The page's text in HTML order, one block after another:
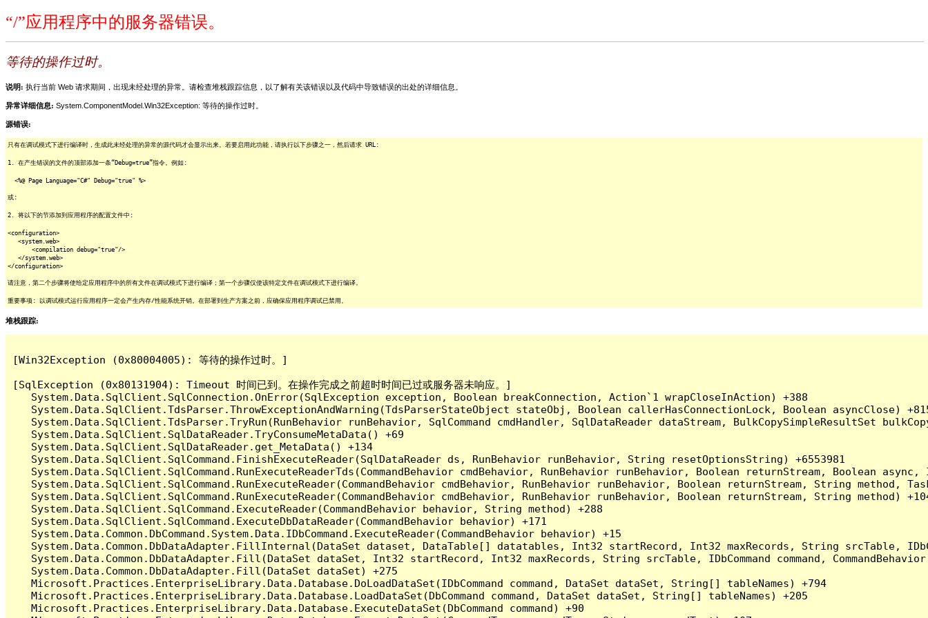
“/”应用程序中的服务器错误。
等待的操作过时。
说明: 执行当前 Web 请求期间，出现未经处理的异常。请检查堆栈跟踪信息，以了解有关该错误以及代码中导致错误的出处的详细信息。
异常详细信息: System.ComponentModel.Win32Exception: 等待的操作过时。
源错误:
只有在调试模式下进行编译时，生成此未经处理的异常的源代码才会显示出来。若要启用此功能，请执行以下步骤之一，然后请求 URL:
1. 在产生错误的文件的顶部添加一条“Debug=true”指令。例如:
<%@ Page Language="C#" Debug="true" %>
或:
2. 将以下的节添加到应用程序的配置文件中:
<configuration>
<system.web>
<compilation debug="true"/>
</system.web>
</configuration>
请注意，第二个步骤将使给定应用程序中的所有文件在调试模式下进行编译；第一个步骤仅使该特定文件在调试模式下进行编译。
重要事项: 以调试模式运行应用程序一定会产生内存/性能系统开销。在部署到生产方案之前，应确保应用程序调试已禁用。
堆栈跟踪:
[Win32Exception (0x80004005): 等待的操作过时。]
[SqlException (0x80131904): Timeout 时间已到。在操作完成之前超时时间已过或服务器未响应。]
   System.Data.SqlClient.SqlConnection.OnError(SqlException exception, Boolean breakConnection, Action`1 wrapCloseInAction) +388
System.Data.SqlClient.TdsParser.ThrowExceptionAndWarning(TdsParserStateObject stateObj, Boolean callerHasConnectionLock, Boolean asyncClose)
System.Data.SqlClient.TdsParser.TryRun(RunBehavior runBehavior, SqlCommand cmdHandler, SqlDataReader dataStream, BulkCopySimpleResultSet
   System.Data.SqlClient.SqlDataReader.TryConsumeMetaData() +69
   System.Data.SqlClient.SqlDataReader.get_MetaData() +134
   System.Data.SqlClient.SqlCommand.FinishExecuteReader(SqlDataReader ds, RunBehavior runBehavior, String resetOptionsString) +6553981
System.Data.SqlClient.SqlCommand.RunExecuteReaderTds(CommandBehavior cmdBehavior, RunBehavior runBehavior, Boolean returnStream, Boolean
System.Data.SqlClient.SqlCommand.RunExecuteReader(CommandBehavior cmdBehavior, RunBehavior runBehavior, Boolean returnStream, String method,
System.Data.SqlClient.SqlCommand.RunExecuteReader(CommandBehavior cmdBehavior, RunBehavior runBehavior, Boolean returnStream, String method)
   System.Data.SqlClient.SqlCommand.ExecuteReader(CommandBehavior behavior, String method) +288
   System.Data.SqlClient.SqlCommand.ExecuteDbDataReader(CommandBehavior behavior) +171
   System.Data.Common.DbCommand.System.Data.IDbCommand.ExecuteReader(CommandBehavior behavior) +15
System.Data.Common.DbDataAdapter.FillInternal(DataSet dataset, DataTable[] datatables, Int32 startRecord, Int32 maxRecords, String srcTable,
System.Data.Common.DbDataAdapter.Fill(DataSet dataSet, Int32 startRecord, Int32 maxRecords, String srcTable, IDbCommand command,
   System.Data.Common.DbDataAdapter.Fill(DataSet dataSet) +275
   Microsoft.Practices.EnterpriseLibrary.Data.Database.DoLoadDataSet(IDbCommand command, DataSet dataSet, String[] tableNames) +794
   Microsoft.Practices.EnterpriseLibrary.Data.Database.LoadDataSet(DbCommand command, DataSet dataSet, String[] tableNames) +205
   Microsoft.Practices.EnterpriseLibrary.Data.Database.ExecuteDataSet(DbCommand command) +90